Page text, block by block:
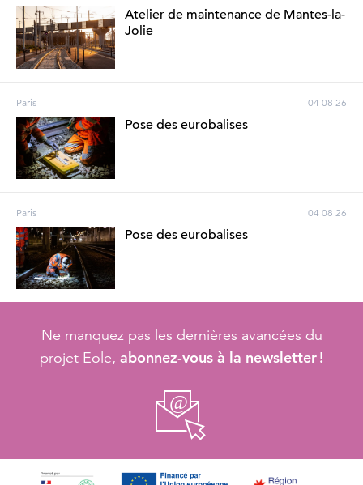
Atelier de maintenance de Mantes-la-
Jolie
Paris 04 08 26
Pose des eurobalises
Paris 04 08 26
Pose des eurobalises
Ne manquez pas les dernières avancées du
projet Eole, abonnez-vous à la newsletter !